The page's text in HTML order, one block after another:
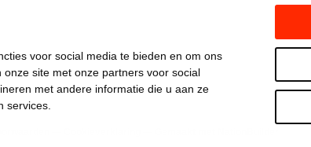
voor social media te bieden en om ons
site met onze partners voor social
met andere informatie die u aan ze
services.